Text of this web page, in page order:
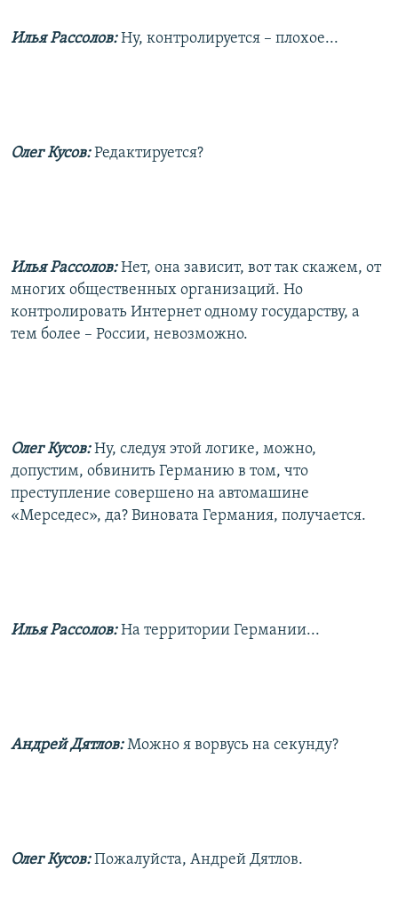
Илья Рассолов:Ну, контролируется – плохое...
Олег Кусов:Редактируется?
Илья Рассолов:Нет, она зависит, вот так скажем, от
многих общественных организаций. Но
контролировать Интернет одному государству, а
тем более – России, невозможно.
Олег Кусов:Ну, следуя этой логике, можно,
допустим, обвинить Германию в том, что
преступление совершено на автомашине
«Мерседес», да? Виновата Германия, получается.
Илья Рассолов:На территории Германии...
Андрей Дятлов:Можно я ворвусь на секунду?
Олег Кусов:Пожалуйста, Андрей Дятлов.